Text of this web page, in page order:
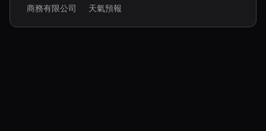
商務有限公司
天氣預報